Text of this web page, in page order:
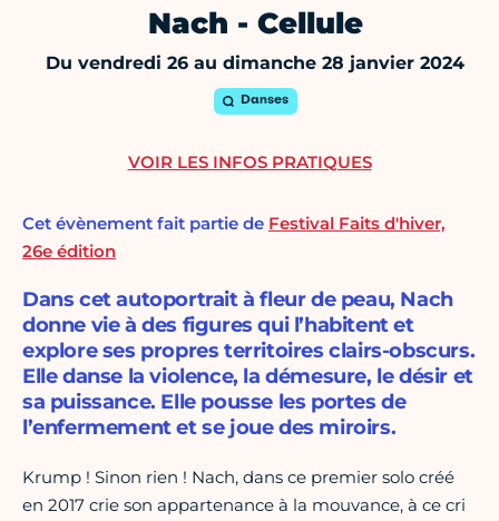
Nach - Cellule
Du vendredi 26 au dimanche 28 janvier 2024
Danses
Cet évènement fait partie de Festival Faits d'hiver,
26e édition
Dans cet autoportrait à fleur de peau, Nach
donne vie à des figures qui l’habitent et
explore ses propres territoires clairs-obscurs.
Elle danse la violence, la démesure, le désir et
sa puissance. Elle pousse les portes de
l’enfermement et se joue des miroirs.
Krump ! Sinon rien ! Nach, dans ce premier solo créé
en 2017 crie son appartenance à la mouvance, à ce cri
VOIR LES INFOS PRATIQUES